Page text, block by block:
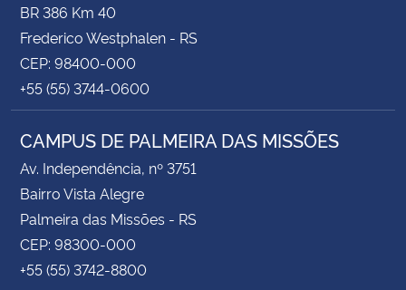
BR 386 Km 40
Frederico Westphalen - RS
CEP: 98400-000
+55 (55) 3744-0600
CAMPUS DE PALMEIRA DAS MISSÕES
Av. Independência, nº 3751
Bairro Vista Alegre
Palmeira das Missões - RS
CEP: 98300-000
+55 (55) 3742-8800